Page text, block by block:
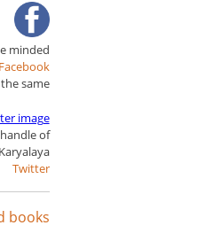
minded
Facebook
same
of
Twitter
books